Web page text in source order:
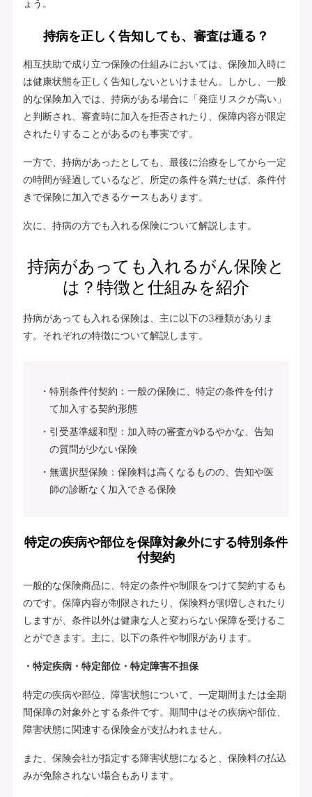
ょう。
持病を正しく告知しても、審査は通る？
相互扶助で成り立つ保険の仕組みにおいては、保険加入時に
は健康状態を正しく告知しないといけません。しかし、一般
的な保険加入では、持病がある場合に「発症リスクが高い」
と判断され、審査時に加入を拒否されたり、保障内容が限定
されたりすることがあるのも事実です。
一方で、持病があったとしても、最後に治療をしてから一定
の時間が経過しているなど、所定の条件を満たせば、条件付
きで保険に加入できるケースもあります。
次に、持病の方でも入れる保険について解説します。
持病があっても入れるがん保険と
は？特徴と仕組みを紹介
持病があっても入れる保険は、主に以下の3種類がありま
す。それぞれの特徴について解説します。
特別条件付契約：一般の保険に、特定の条件を付け
て加入する契約形態
引受基準緩和型：加入時の審査がゆるやかな、告知
の質問が少ない保険
無選択型保険：保険料は高くなるものの、告知や医
師の診断なく加入できる保険
特定の疾病や部位を保障対象外にする特別条件
付契約
一般的な保険商品に、特定の条件や制限をつけて契約するも
のです。保障内容が制限されたり、保険料が割増しされたり
しますが、条件以外は健康な人と変わらない保障を受けるこ
とができます。主に、以下の条件や制限があります。
・特定疾病・特定部位・特定障害不担保
特定の疾病や部位、障害状態について、一定期間または全期
間保障の対象外とする条件です。期間中はその疾病や部位、
障害状態に関連する保険金が支払われません。
また、保険会社が指定する障害状態になると、保険料の払込
みが免除されない場合もあります。